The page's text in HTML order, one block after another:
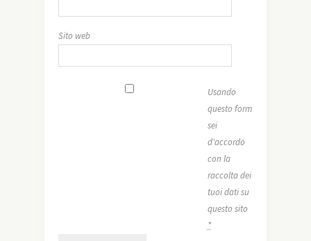
Sito web
Usando
questo form
sei
d'accordo
con la
raccolta dei
tuoi dati su
questo sito
*